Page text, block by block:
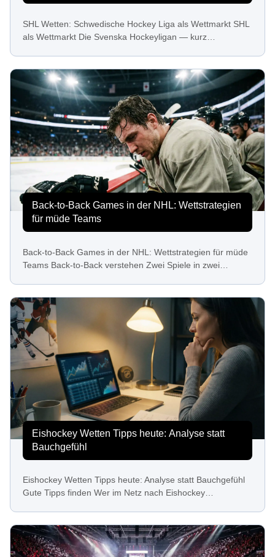
SHL Wetten: Schwedische Hockey Liga als Wettmarkt SHL
als Wettmarkt Die Svenska Hockeyligan — kurz…
Back-to-Back Games in der NHL: Wettstrategien
für müde Teams
Back-to-Back Games in der NHL: Wettstrategien für müde
Teams Back-to-Back verstehen Zwei Spiele in zwei…
Eishockey Wetten Tipps heute: Analyse statt
Bauchgefühl
Eishockey Wetten Tipps heute: Analyse statt Bauchgefühl
Gute Tipps finden Wer im Netz nach Eishockey…